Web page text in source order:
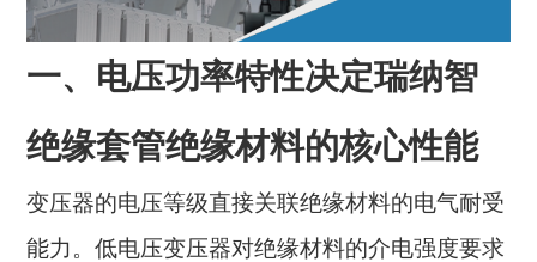
一、电压功率特性决定瑞纳智
绝缘套管绝缘材料的核心性能
变压器的电压等级直接关联绝缘材料的电气耐受
能力。低电压变压器对绝缘材料的介电强度要求